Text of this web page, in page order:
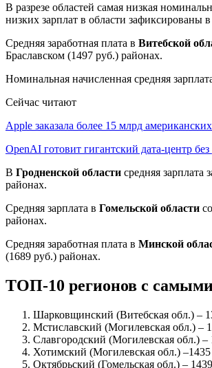
В разрезе областей самая низкая
низких зарплат в области
Средняя заработная плата в Витебской
Браславском (1497 руб.) районах.
Номинальная начисленная средняя
Сейчас читают
Apple заказала более 15 млрд
OpenAI готовит гигантский дата-центр
В Гродненской области средняя
районах.
Средняя зарплата в Гомельской области
районах.
Средняя заработная плата в Минской
(1689 руб.) районах.
ТОП-10 регионов с
Шарковщинский (Витебская обл.) –
Мстиславский (Могилевская обл.) –
Славгородский (Могилевская обл.) –
Хотимский (Могилевская обл.) –1435
Октябрьский (Гомельская обл.) –